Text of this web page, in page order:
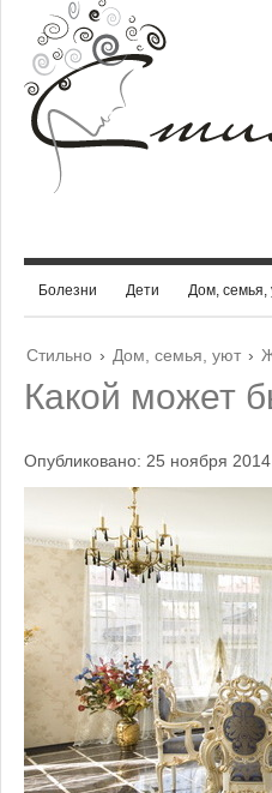
Болезни Дети Дом, семья,
Стильно › Дом, семья, уют ›
Какой может
Опубликовано: 25 ноября 2014